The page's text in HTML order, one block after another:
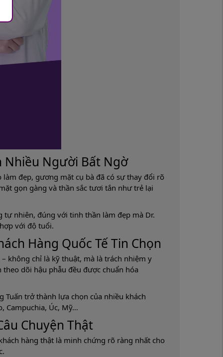
Nhiều Người Bất Ngờ
đẹp, gương mặt cụ bà đã có sự thay đổi rõ
gọn gàng và thần sắc tươi tắn như trẻ lại
tự nhiên, đúng với tinh thần làm đẹp mà Dr.
với độ tuổi.
Hàng Quốc Tế Tin Chọn
không chỉ là kỹ thuật, mà là trách nhiệm y
dõi hậu phẫu đều được chuẩn hóa
Tuấn trở thành lựa chọn của nhiều khách
Campuchia, Úc, Mỹ…
Chuyện Thật
hàng thật là minh chứng rõ ràng nhất cho